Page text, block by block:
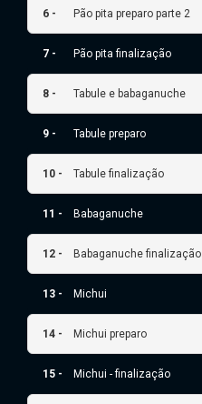
6 - Pão pita preparo parte 2
7 - Pão pita finalização
8 - Tabule e babaganuche
9 - Tabule preparo
10 - Tabule finalização
11 - Babaganuche
12 - Babaganuche finalização
13 - Michui
14 - Michui preparo
15 - Michui - finalização